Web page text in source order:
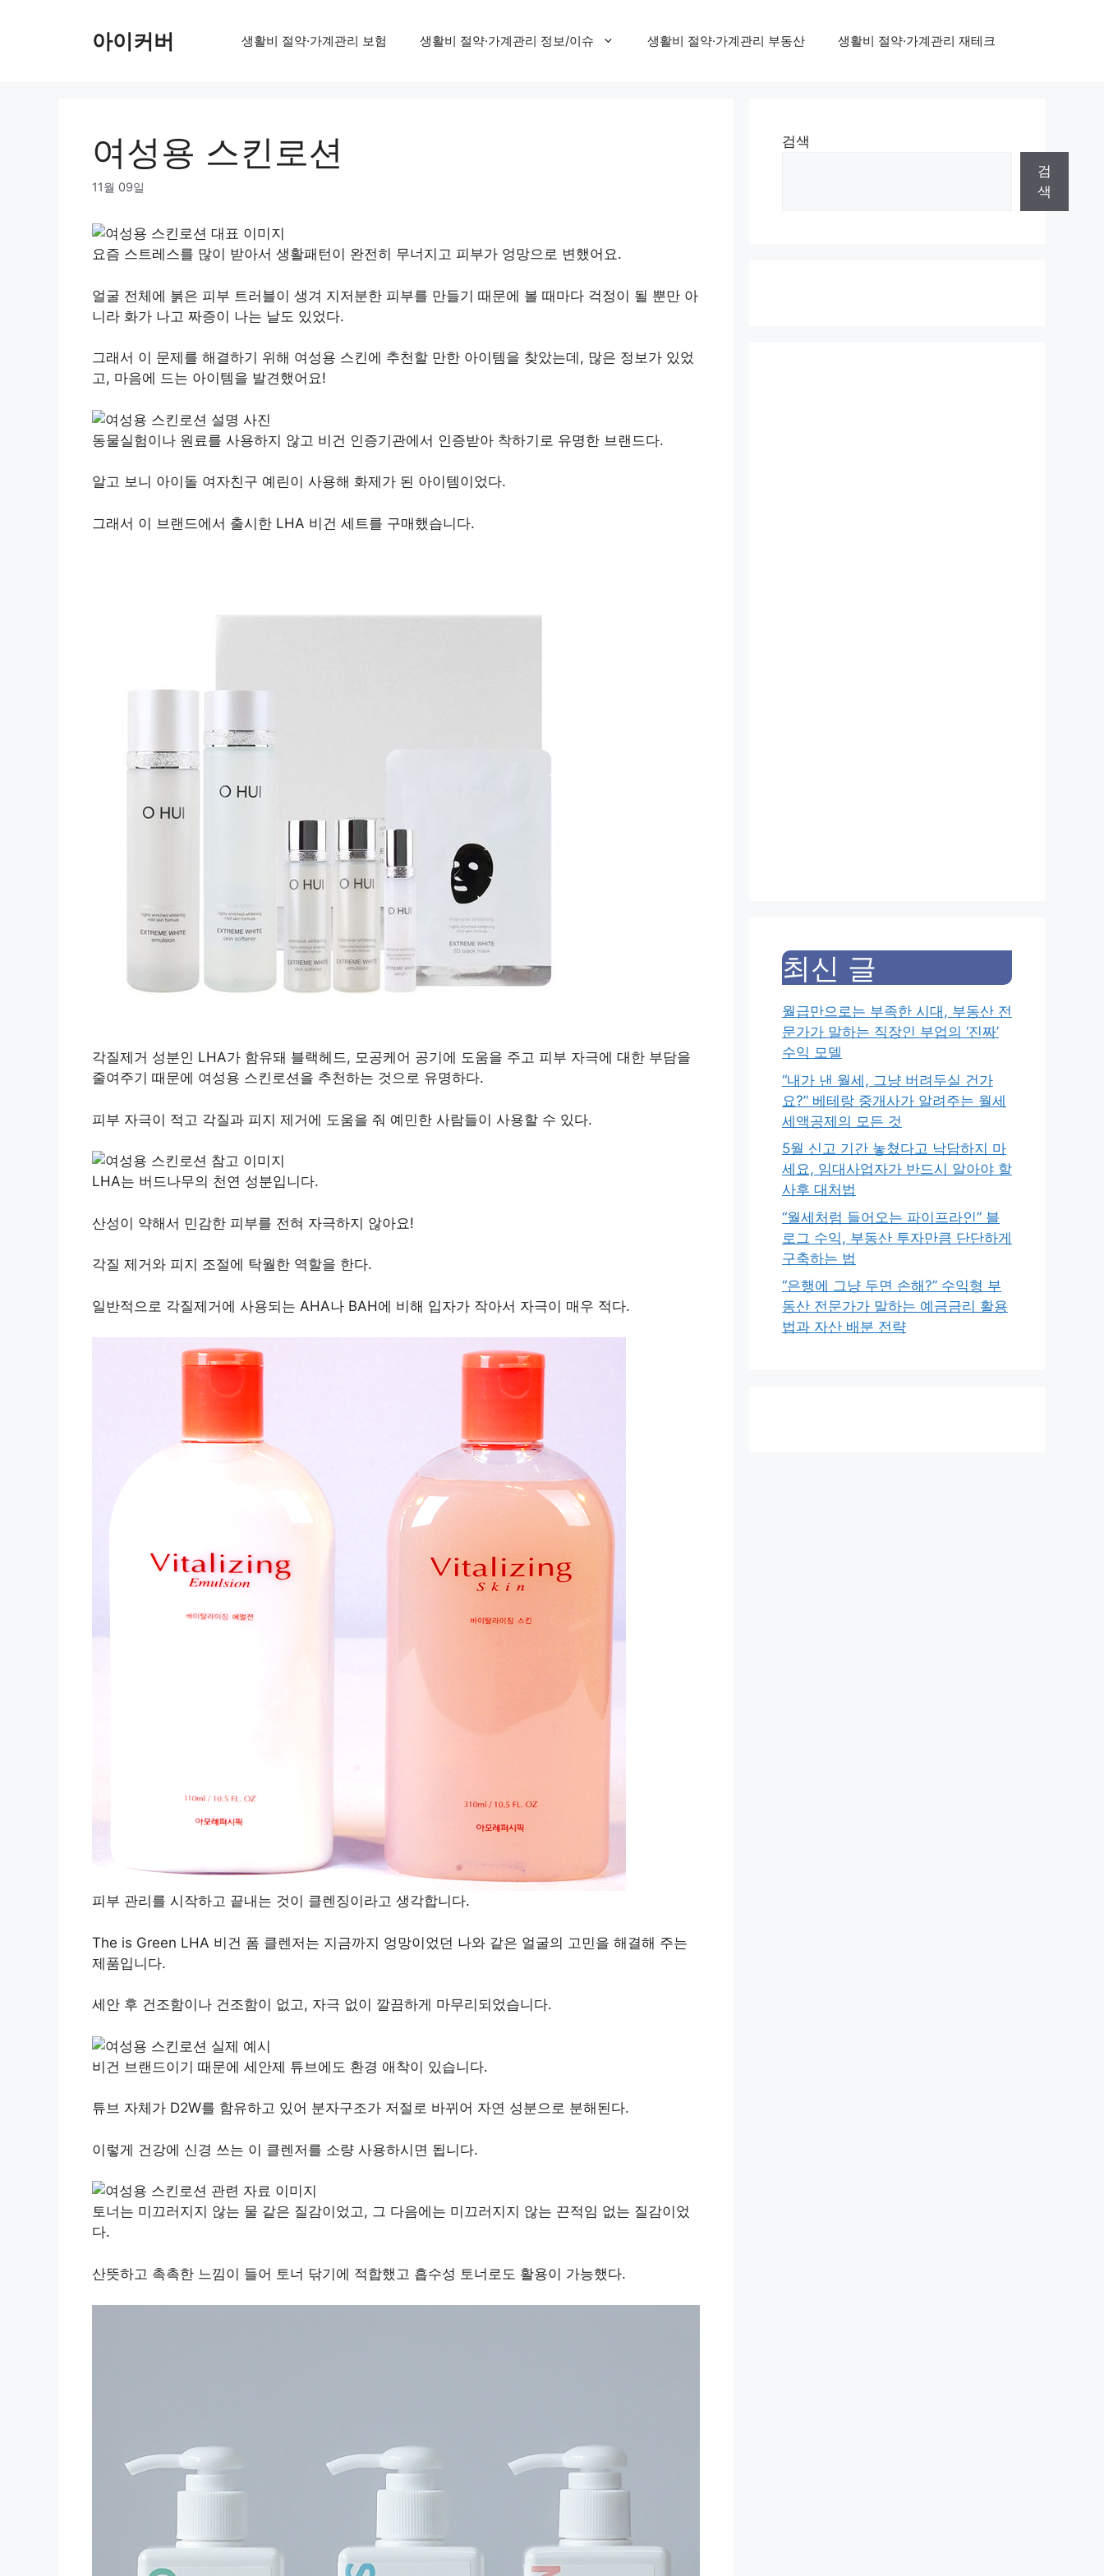
아이커버 생활비 절약·가계관리 보험 생활비 절약·가계관리 정보/이슈 생활비 절약·가계관리 부동산 생활비 절약·가계관리 재테크
여성용 스킨로션
11월 09일
요즘 스트레스를 많이 받아서 생활패턴이 완전히 무너지고 피부가 엉망으로 변했어요.
얼굴 전체에 붉은 피부 트러블이 생겨 지저분한 피부를 만들기 때문에 볼 때마다 걱정이 될 뿐만 아
니라 화가 나고 짜증이 나는 날도 있었다.
그래서 이 문제를 해결하기 위해 여성용 스킨에 추천할 만한 아이템을 찾았는데, 많은 정보가 있었
고, 마음에 드는 아이템을 발견했어요!
동물실험이나 원료를 사용하지 않고 비건 인증기관에서 인증받아 착하기로 유명한 브랜드다.
알고 보니 아이돌 여자친구 예린이 사용해 화제가 된 아이템이었다.
그래서 이 브랜드에서 출시한 LHA 비건 세트를 구매했습니다.
각질제거 성분인 LHA가 함유돼 블랙헤드, 모공케어 공기에 도움을 주고 피부 자극에 대한 부담을
줄여주기 때문에 여성용 스킨로션을 추천하는 것으로 유명하다.
피부 자극이 적고 각질과 피지 제거에 도움을 줘 예민한 사람들이 사용할 수 있다.
LHA는 버드나무의 천연 성분입니다.
산성이 약해서 민감한 피부를 전혀 자극하지 않아요!
각질 제거와 피지 조절에 탁월한 역할을 한다.
일반적으로 각질제거에 사용되는 AHA나 BAH에 비해 입자가 작아서 자극이 매우 적다.
피부 관리를 시작하고 끝내는 것이 클렌징이라고 생각합니다.
The is Green LHA 비건 폼 클렌저는 지금까지 엉망이었던 나와 같은 얼굴의 고민을 해결해 주는
제품입니다.
세안 후 건조함이나 건조함이 없고, 자극 없이 깔끔하게 마무리되었습니다.
비건 브랜드이기 때문에 세안제 튜브에도 환경 애착이 있습니다.
튜브 자체가 D2W를 함유하고 있어 분자구조가 저절로 바뀌어 자연 성분으로 분해된다.
이렇게 건강에 신경 쓰는 이 클렌저를 소량 사용하시면 됩니다.
토너는 미끄러지지 않는 물 같은 질감이었고, 그 다음에는 미끄러지지 않는 끈적임 없는 질감이었
다.
산뜻하고 촉촉한 느낌이 들어 토너 닦기에 적합했고 흡수성 토너로도 활용이 가능했다.
검색
검
색
최신 글
월급만으로는 부족한 시대, 부동산 전
문가가 말하는 직장인 부업의 ‘진짜’
수익 모델
“내가 낸 월세, 그냥 버려두실 건가
요?” 베테랑 중개사가 알려주는 월세
세액공제의 모든 것
5월 신고 기간 놓쳤다고 낙담하지 마
세요, 임대사업자가 반드시 알아야 할
사후 대처법
“월세처럼 들어오는 파이프라인” 블
로그 수익, 부동산 투자만큼 단단하게
구축하는 법
“은행에 그냥 두면 손해?” 수익형 부
동산 전문가가 말하는 예금금리 활용
법과 자산 배분 전략